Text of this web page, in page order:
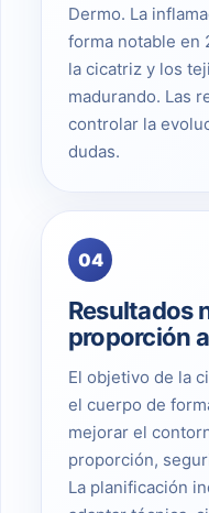
Dermo. La
forma notable en
la cicatriz y los
madurando. Las
controlar la
dudas.
04
Resultados
proporción
El objetivo de la
el cuerpo de
mejorar el
proporción,
La planificación